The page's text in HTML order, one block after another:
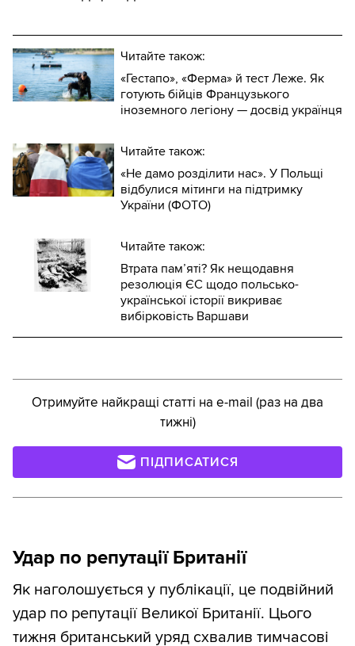
Читайте також:
«Гестапо», «Ферма» й тест Леже. Як
готують бійців Французького
іноземного легіону — досвід українця
Читайте також:
«Не дамо розділити нас». У Польщі
відбулися мітинги на підтримку
України (ФОТО)
Читайте також:
Втрата пам’яті? Як нещодавня
резолюція ЄС щодо польсько-
української історії викриває
вибірковість Варшави
Отримуйте найкращі статті на e-mail (раз на два
тижні)
ПІДПИСАТИСЯ
Удар по репутації Британії
Як наголошується у публікації, це подвійний
удар по репутації Великої Британії. Цього
тижня британський уряд схвалив тимчасові